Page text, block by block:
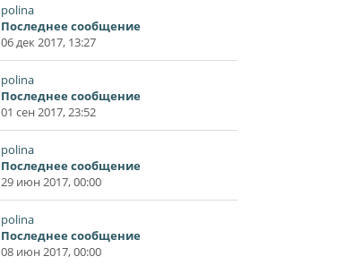
polina
Последнее сообщение
06 дек 2017, 13:27
polina
Последнее сообщение
01 сен 2017, 23:52
polina
Последнее сообщение
29 июн 2017, 00:00
polina
Последнее сообщение
08 июн 2017, 00:00